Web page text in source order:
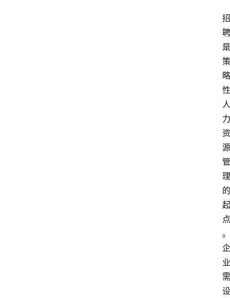
招
聘
是
策
略
性
人
力
资
源
管
理
的
起
点
。
企
业
需
设